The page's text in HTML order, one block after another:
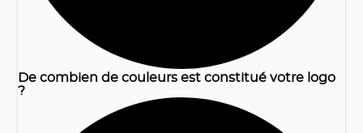
De combien de couleurs est constitué votre logo
?